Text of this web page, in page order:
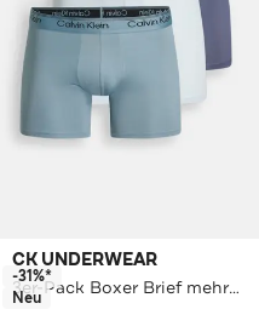
CK UNDERWEAR
3er-Pack Boxer Brief mehrfarbig
-31%*
Neu